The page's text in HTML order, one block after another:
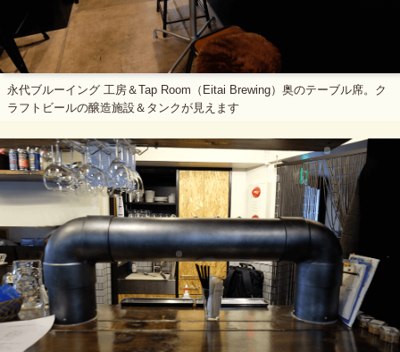
永代ブルーイング 工房＆Tap Room（Eitai Brewing）奥のテーブル席。ク
ラフトビールの醸造施設＆タンクが見えます